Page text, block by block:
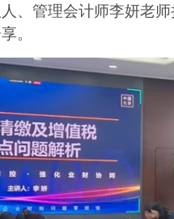
、管理会计师李妍老
。